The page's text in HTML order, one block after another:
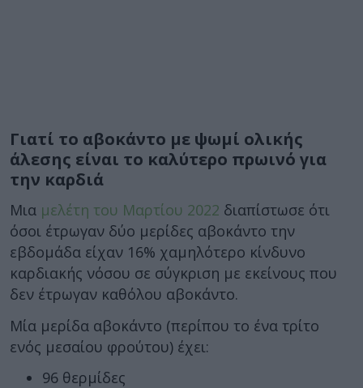
Γιατί το αβοκάντο με ψωμί ολικής
άλεσης είναι το καλύτερο πρωινό για
την καρδιά
Μια μελέτη του Μαρτίου 2022 διαπίστωσε ότι
όσοι έτρωγαν δύο μερίδες αβοκάντο την
εβδομάδα είχαν 16% χαμηλότερο κίνδυνο
καρδιακής νόσου σε σύγκριση με εκείνους που
δεν έτρωγαν καθόλου αβοκάντο.
Μία μερίδα αβοκάντο (περίπου το ένα τρίτο
ενός μεσαίου φρούτου) έχει:
96 θερμίδες